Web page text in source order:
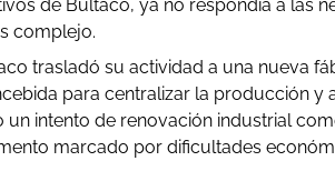
de Bultaco, ya no respondía a las
complejo.
trasladó su actividad a una nueva
para centralizar la producción y
intento de renovación industrial
marcado por dificultades